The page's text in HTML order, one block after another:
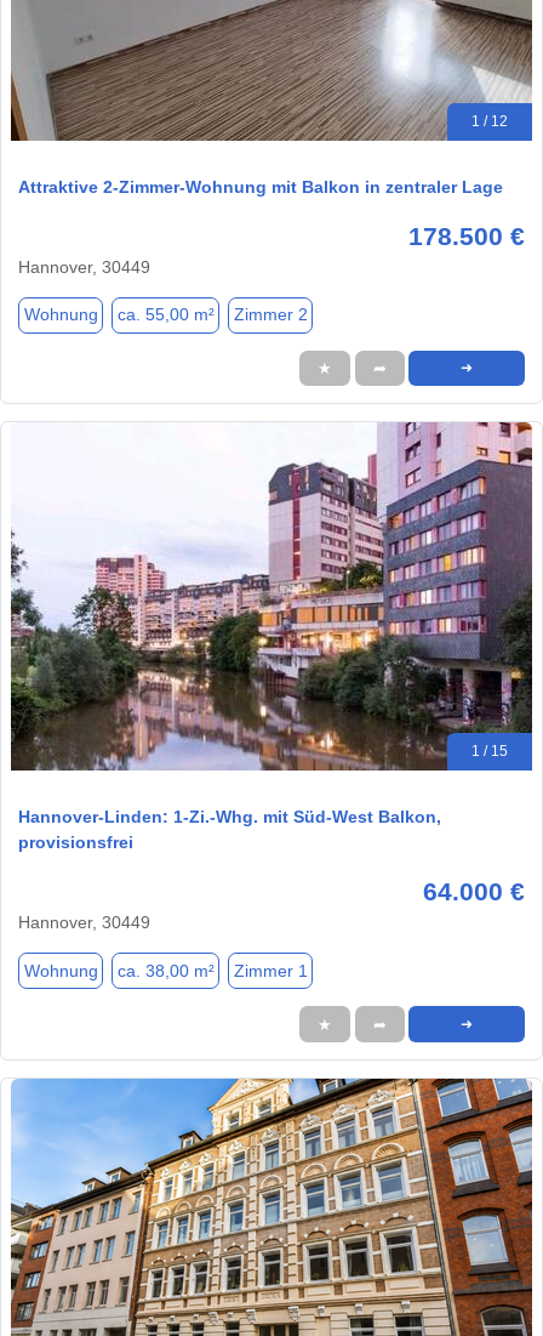
1 / 12
Attraktive 2-Zimmer-Wohnung mit Balkon in zentraler Lage
178.500 €
Hannover, 30449
Wohnung ca. 55,00 m² Zimmer 2
★ ➦ ➜
1 / 15
Hannover-Linden: 1-Zi.-Whg. mit Süd-West Balkon,
provisionsfrei
64.000 €
Hannover, 30449
Wohnung ca. 38,00 m² Zimmer 1
★ ➦ ➜